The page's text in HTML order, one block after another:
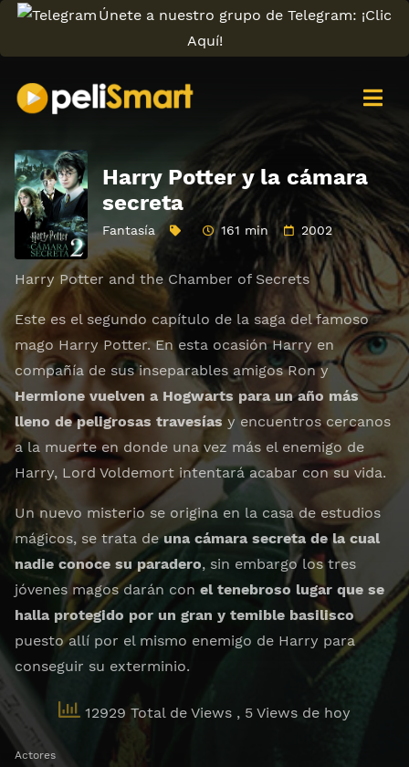
Únete a nuestro grupo de Telegram: ¡Clic
Aquí!
Harry Potter y la cámara
secreta
Fantasía 161 min 2002
Harry Potter and the Chamber of Secrets
Este es el segundo capítulo de la saga del famoso
mago Harry Potter. En esta ocasión Harry en
compañía de sus inseparables amigos Ron y
Hermione vuelven a Hogwarts para un año más
lleno de peligrosas travesías y encuentros cercanos
a la muerte en donde una vez más el enemigo de
Harry, Lord Voldemort intentará acabar con su vida.
Un nuevo misterio se origina en la casa de estudios
mágicos, se trata deuna cámara secreta de la cual
nadie conoce su paradero, sin embargo los tres
jóvenes magos darán con el tenebroso lugar que se
halla protegido por un gran y temible basilisco
puesto allí por el mismo enemigo de Harry para
conseguir su exterminio.
12929 Total de Views , 5 Views de hoy
Actores